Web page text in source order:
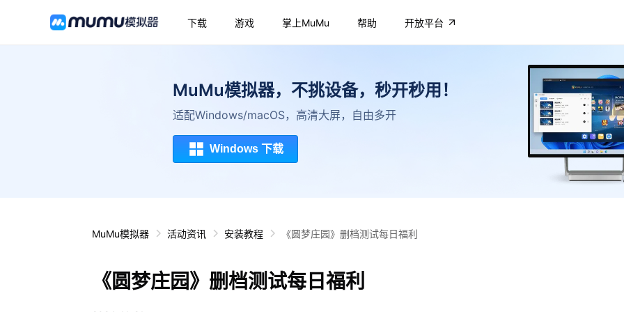
下载 游戏 掌上MuMu 帮助 开放平台
MuMu模拟器，不挑设备，秒开秒用！
适配Windows/macOS，高清大屏，自由多开
Windows 下载
MuMu模拟器 活动资讯 安装教程 《圆梦庄园》删档测试每日福利
《圆梦庄园》删档测试每日福利